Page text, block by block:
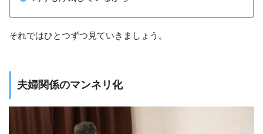
それではひとつずつ見ていきましょう。
夫婦関係のマンネリ化